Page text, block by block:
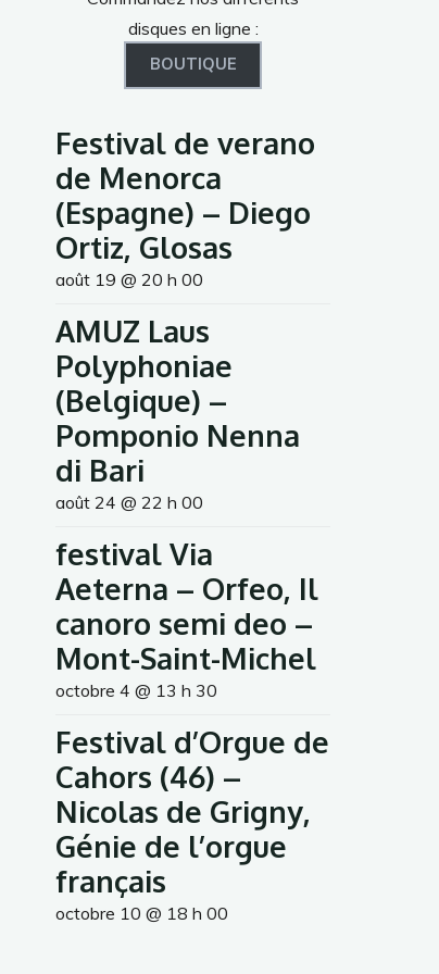
disques en ligne :
BOUTIQUE
Festival de verano
de Menorca
(Espagne) – Diego
Ortiz, Glosas
août 19 @ 20 h 00
AMUZ Laus
Polyphoniae
(Belgique) –
Pomponio Nenna
di Bari
août 24 @ 22 h 00
festival Via
Aeterna – Orfeo, Il
canoro semi deo –
Mont-Saint-Michel
octobre 4 @ 13 h 30
Festival d’Orgue de
Cahors (46) –
Nicolas de Grigny,
Génie de l’orgue
français
octobre 10 @ 18 h 00